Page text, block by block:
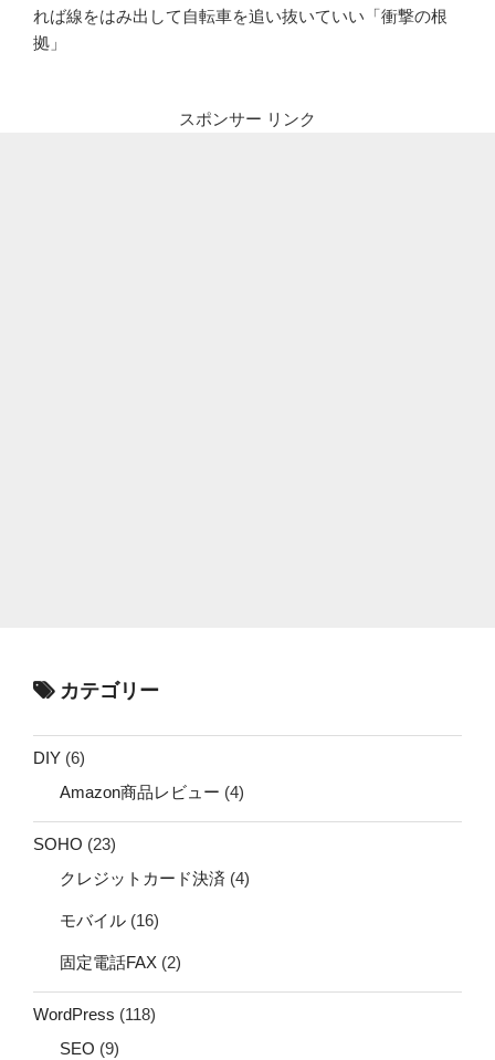
れば線をはみ出して自転車を追い抜いていい「衝撃の根
拠」
スポンサー リンク
カテゴリー
DIY (6)
Amazon商品レビュー (4)
SOHO (23)
クレジットカード決済 (4)
モバイル (16)
固定電話FAX (2)
WordPress (118)
SEO (9)